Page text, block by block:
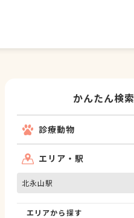
かんたん検索
診療動物
エリア・駅
北永山駅
エリアから探す